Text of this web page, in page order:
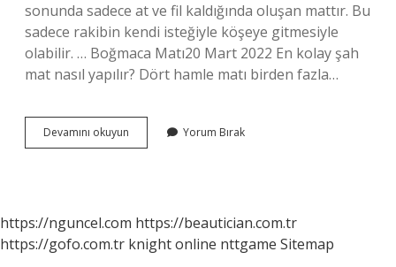
sonunda sadece at ve fil kaldığında oluşan mattır. Bu
sadece rakibin kendi isteğiyle köşeye gitmesiyle
olabilir. … Boğmaca Matı20 Mart 2022 En kolay şah
mat nasıl yapılır? Dört hamle matı birden fazla…
Devamını okuyun
Kısa
Yorum Bırak
https://nguncel.com https://beautician.com.tr
https://gofo.com.tr knight online nttgame Sitemap